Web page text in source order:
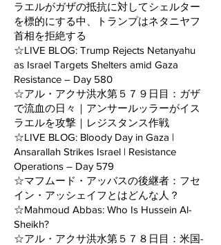
ラエルがガザの抵抗に対してシェルター
を標的にする中、トランプはネタニヤフ
首相を拒絶する
☆LIVE BLOG: Trump Rejects Netanyahu
as Israel Targets Shelters amid Gaza
Resistance – Day 580
☆アル・アクサ洪水第５７９日目：ガザ
で流血の日々｜アンサールッラーがイス
ラエルを攻撃｜レジスタンス作戦
☆LIVE BLOG: Bloody Day in Gaza |
Ansarallah Strikes Israel | Resistance
Operations – Day 579
☆マフムード・アッバスの後継者：フセ
イン・アッシェイフとはどんな人？
☆Mahmoud Abbas: Who Is Hussein Al-
Sheikh?
☆アル・アクサ洪水第５７８日目：米国-